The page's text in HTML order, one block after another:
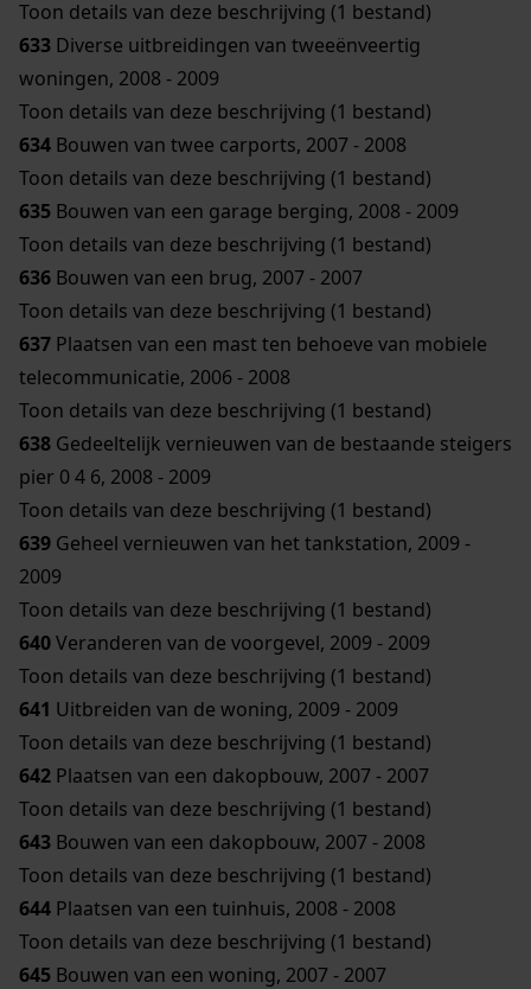
Toon details van deze beschrijving (1 bestand)
633 Diverse uitbreidingen van tweeënveertig
woningen, 2008 - 2009
Toon details van deze beschrijving (1 bestand)
634 Bouwen van twee carports, 2007 - 2008
Toon details van deze beschrijving (1 bestand)
635 Bouwen van een garage berging, 2008 - 2009
Toon details van deze beschrijving (1 bestand)
636 Bouwen van een brug, 2007 - 2007
Toon details van deze beschrijving (1 bestand)
637 Plaatsen van een mast ten behoeve van mobiele
telecommunicatie, 2006 - 2008
Toon details van deze beschrijving (1 bestand)
638 Gedeeltelijk vernieuwen van de bestaande steigers
pier 0 4 6, 2008 - 2009
Toon details van deze beschrijving (1 bestand)
639 Geheel vernieuwen van het tankstation, 2009 -
2009
Toon details van deze beschrijving (1 bestand)
640Veranderen van de voorgevel, 2009 - 2009
Toon details van deze beschrijving (1 bestand)
641 Uitbreiden van de woning, 2009 - 2009
Toon details van deze beschrijving (1 bestand)
642 Plaatsen van een dakopbouw, 2007 - 2007
Toon details van deze beschrijving (1 bestand)
643 Bouwen van een dakopbouw, 2007 - 2008
Toon details van deze beschrijving (1 bestand)
644 Plaatsen van een tuinhuis, 2008 - 2008
Toon details van deze beschrijving (1 bestand)
645 Bouwen van een woning, 2007 - 2007